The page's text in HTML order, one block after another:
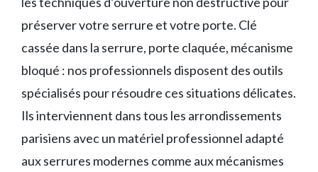
préserver votre serrure et votre porte. Clé
cassée dans la serrure, porte claquée, mécanisme
bloqué : nos professionnels disposent des outils
spécialisés pour résoudre ces situations délicates.
Ils interviennent dans tous les arrondissements
parisiens avec un matériel professionnel adapté
aux serrures modernes comme aux mécanismes